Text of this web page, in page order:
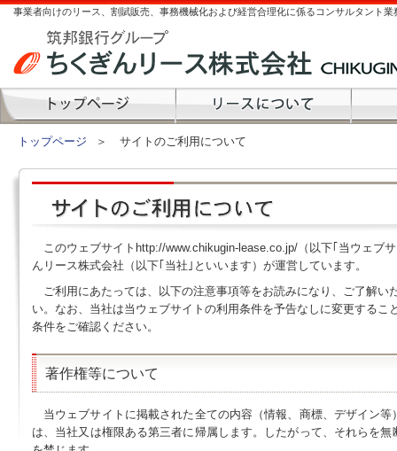
事業者向けのリース、割賦販売、事務機械化および経営合理化に係るコンサルタント
トップページ ＞ サイトのご利用について
このウェブサイトhttp://www.chikugin-lease.co.jp/（以下｢当ウェブ
んリース株式会社（以下｢当社｣といいます）が運営しています。
ご利用にあたっては、以下の注意事項等をお読みになり、ご了解い
い。なお、当社は当ウェブサイトの利用条件を予告なしに変更するこ
条件をご確認ください。
著作権等について
当ウェブサイトに掲載された全ての内容（情報、商標、デザイン
は、当社又は権限ある第三者に帰属します。したがって、それらを